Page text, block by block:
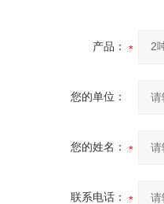
产品：
您的单位：
您的姓名：
联系电话：